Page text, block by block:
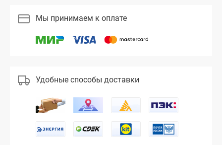
Мы принимаем к оплате
Удобные способы доставки